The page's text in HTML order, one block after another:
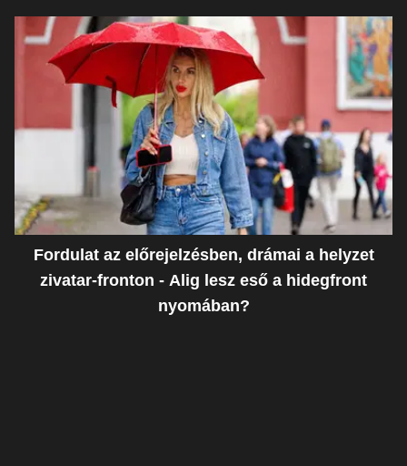
Fordulat az előrejelzésben, drámai a helyzet
zivatar-fronton - Alig lesz eső a hidegfront
nyomában?